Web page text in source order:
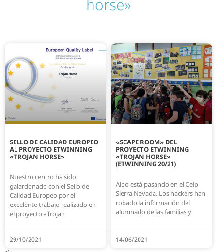
horse»
SELLO DE CALIDAD EUROPEO
AL PROYECTO ETWINNING
«TROJAN HORSE»
Nuestro centro ha sido
galardonado con el Sello de
Calidad Europeo por el
excelente trabajo realizado en
el proyecto «Trojan
29/10/2021
«SCAPE ROOM» DEL
PROYECTO ETWINNING
«TROJAN HORSE»
(ETWINNING 20/21)
Algo está pasando en el Ceip
Sierra Nevada. Los hackers han
robado la información del
alumnado de las familias y
14/06/2021